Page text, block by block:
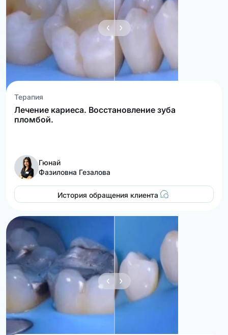
Терапия
Лечение кариеса. Восстановление зуба
пломбой.
Гюнай
Фазиловна Гезалова
История обращения клиента